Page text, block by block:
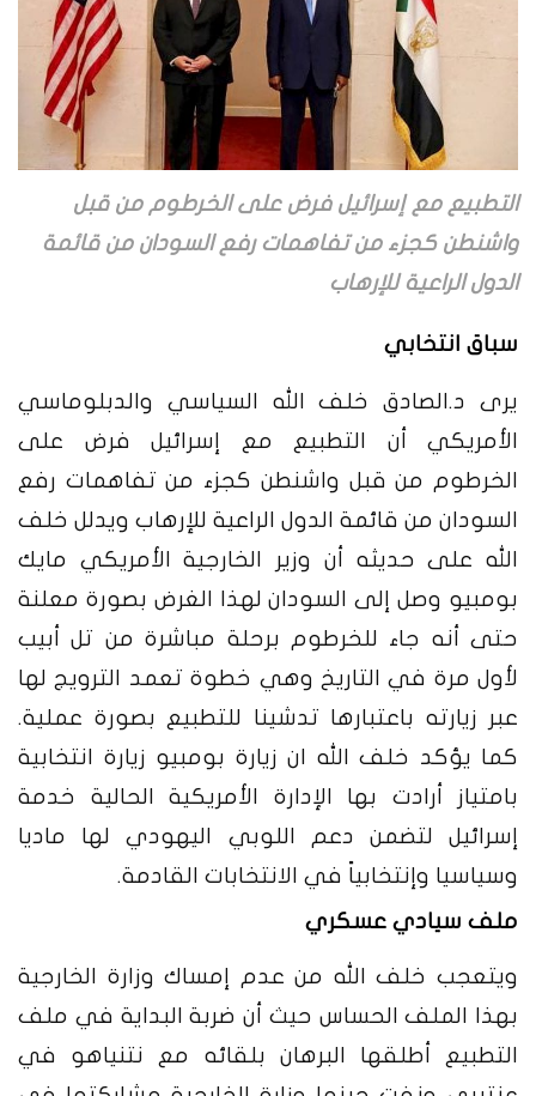
التطبيع مع إسرائيل فرض على الخرطوم من قبل
واشنطن كجزء من تفاهمات رفع السودان من قائمة
الدول الراعية للإرهاب
سباق انتخابي
يرى د.الصادق خلف الله السياسي والدبلوماسي
الأمريكي أن التطبيع مع إسرائيل فرض على
الخرطوم من قبل واشنطن كجزء من تفاهمات رفع
السودان من قائمة الدول الراعية للإرهاب ويدلل خلف
الله على حديثه أن وزير الخارجية الأمريكي مايك
بومبيو وصل إلى السودان لهذا الغرض بصورة معلنة
حتى أنه جاء للخرطوم برحلة مباشرة من تل أبيب
لأول مرة في التاريخ وهي خطوة تعمد الترويج لها
عبر زيارته باعتبارها تدشينا للتطبيع بصورة عملية.
كما يؤكد خلف الله ان زيارة بومبيو زيارة انتخابية
بامتياز أرادت بها الإدارة الأمريكية الحالية خدمة
إسرائيل لتضمن دعم اللوبي اليهودي لها ماديا
وسياسيا وإنتخابياً في الانتخابات القادمة.
ملف سيادي عسكري
ويتعجب خلف الله من عدم إمساك وزارة الخارجية
بهذا الملف الحساس حيث أن ضربة البداية في ملف
التطبيع أطلقها البرهان بلقائه مع نتنياهو في